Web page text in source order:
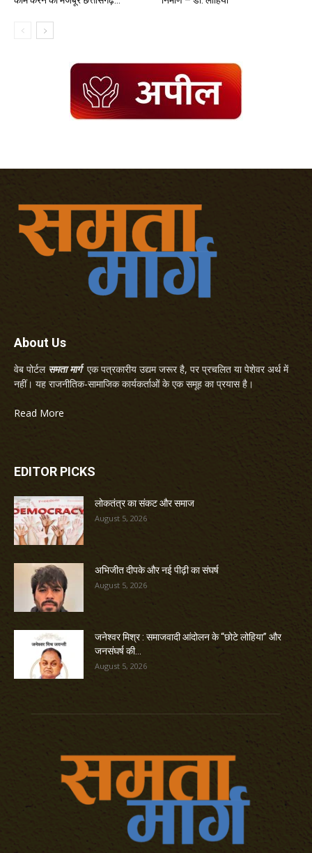
About Us
वेब पोर्टल समता मार्गएक पत्रकारीय उद्यम जरूर है, पर प्रचलित या पेशेवर अर्थ में
नहीं। यह राजनीतिक-सामाजिक कार्यकर्ताओं के एक समूह का प्रयास है।
Read More
EDITOR PICKS
लोकतंत्र का संकट और समाज
August 5, 2026
अभिजीत दीपके और नई पीढ़ी का संघर्ष
August 5, 2026
जनेश्वर मिश्र : समाजवादी आंदोलन के “छोटे लोहिया” और
जनसंघर्ष की...
August 5, 2026